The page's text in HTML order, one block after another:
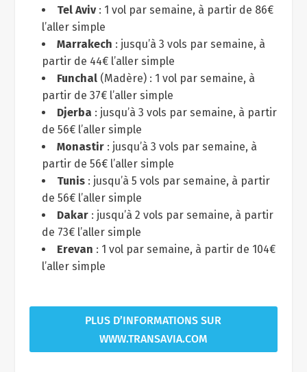
Tel Aviv: 1 vol par semaine, à partir de 86€
l’aller simple
Marrakech : jusqu’à 3 vols par semaine, à
partir de 44€ l’aller simple
Funchal (Madère) : 1 vol par semaine, à
partir de 37€ l’aller simple
Djerba : jusqu’à 3 vols par semaine, à partir
de 56€ l’aller simple
Monastir: jusqu’à 3 vols par semaine, à
partir de 56€ l’aller simple
Tunis : jusqu’à 5 vols par semaine, à partir
de 56€ l’aller simple
Dakar: jusqu’à 2 vols par semaine, à partir
de 73€ l’aller simple
Erevan : 1 vol par semaine, à partir de 104€
l’aller simple
PLUS D’INFORMATIONS SUR
WWW.TRANSAVIA.COM